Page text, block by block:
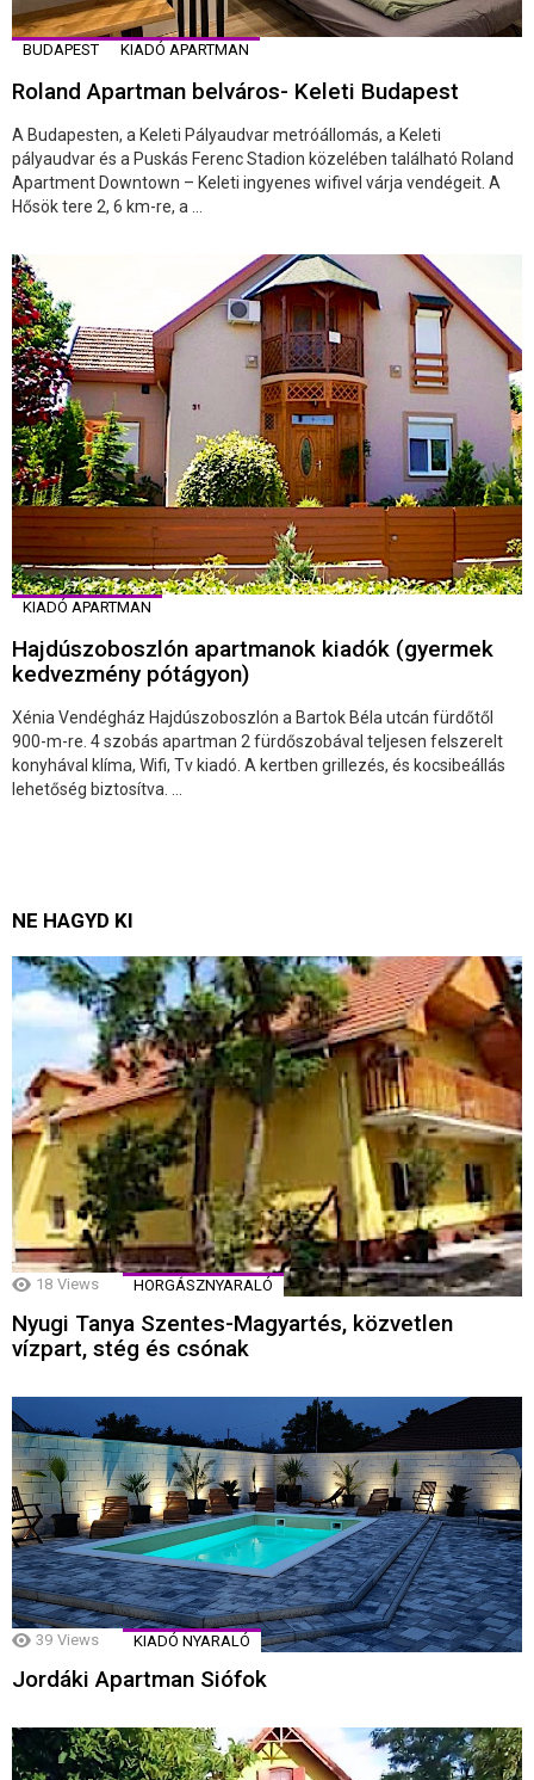
BUDAPEST KIADÓ APARTMAN
Roland Apartman belváros- Keleti Budapest
A Budapesten, a Keleti Pályaudvar metróállomás, a Keleti
pályaudvar és a Puskás Ferenc Stadion közelében található Roland
Apartment Downtown – Keleti ingyenes wifivel várja vendégeit. A
Hősök tere 2, 6 km-re, a ...
KIADÓ APARTMAN
Hajdúszoboszlón apartmanok kiadók (gyermek
kedvezmény pótágyon)
Xénia Vendégház Hajdúszoboszlón a Bartok Béla utcán fürdőtől
900-m-re. 4 szobás apartman 2 fürdőszobával teljesen felszerelt
konyhával klíma, Wifi, Tv kiadó. A kertben grillezés, és kocsibeállás
lehetőség biztosítva. ...
NE HAGYD KI
18 Views HORGÁSZNYARALÓ
Nyugi Tanya Szentes-Magyartés, közvetlen
vízpart, stég és csónak
39 Views KIADÓ NYARALÓ
Jordáki Apartman Siófok